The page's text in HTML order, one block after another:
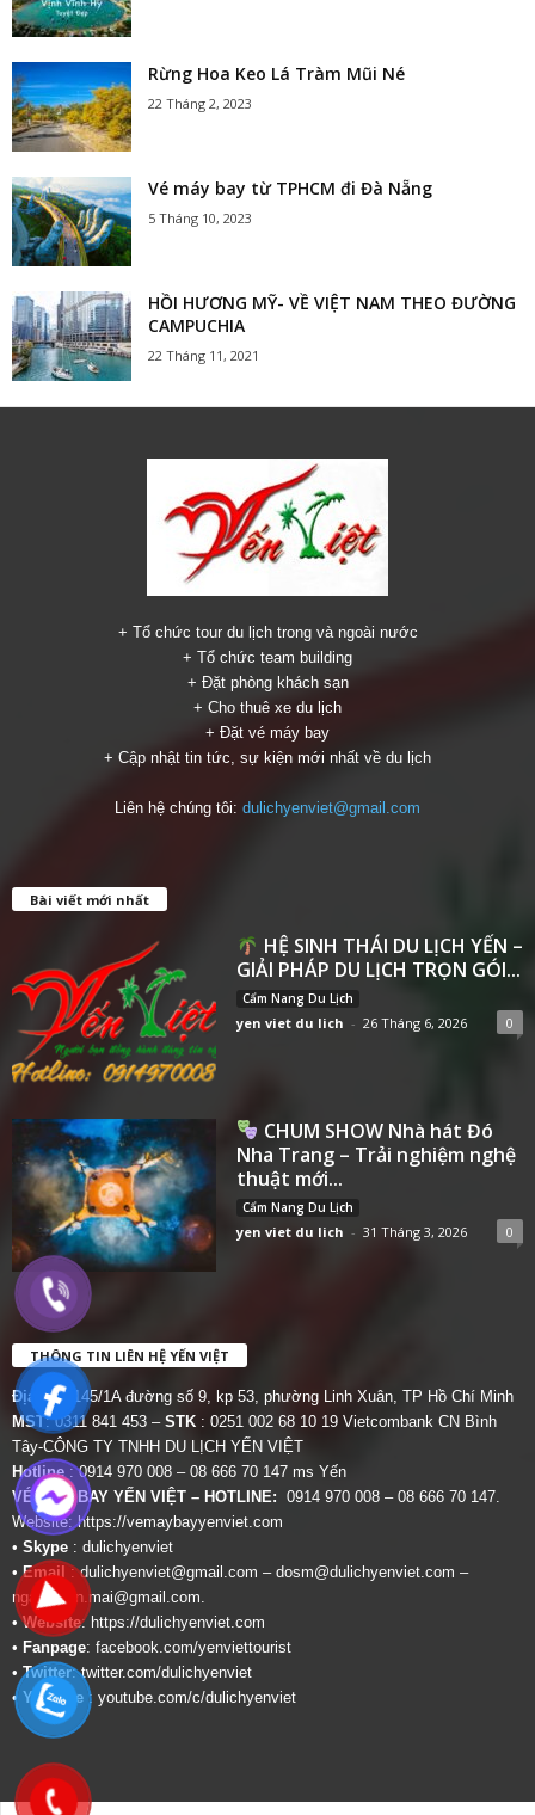
Rừng Hoa Keo Lá Tràm Mũi Né
22 Tháng 2, 2023
Vé máy bay từ TPHCM đi Đà Nẵng
5 Tháng 10, 2023
HỒI HƯƠNG MỸ- VỀ VIỆT NAM THEO ĐƯỜNG
CAMPUCHIA
22 Tháng 11, 2021
+ Tổ chức tour du lịch trong và ngoài nước
+ Tổ chức team building
+ Đặt phòng khách sạn
+ Cho thuê xe du lịch
+ Đặt vé máy bay
+ Cập nhật tin tức, sự kiện mới nhất về du lịch
Liên hệ chúng tôi: dulichyenviet@gmail.com
Bài viết mới nhất
HỆ SINH THÁI DU LỊCH YẾN –
GIẢI PHÁP DU LỊCH TRỌN GÓI...
Cẩm Nang Du Lịch
yen viet du lich - 26 Tháng 6, 2026 0
CHUM SHOW Nhà hát Đó
Nha Trang – Trải nghiệm nghệ
thuật mới...
Cẩm Nang Du Lịch
yen viet du lich - 31 Tháng 3, 2026 0
THÔNG TIN LIÊN HỆ YẾN VIỆT
Địa chỉ: 145/1A đường số 9, kp 53, phường Linh Xuân, TP Hồ Chí Minh
MST: 0311 841 453 – STK : 0251 002 68 10 19 Vietcombank CN Bình
Tây-CÔNG TY TNHH DU LỊCH YẾN VIỆT
Hotline : 0914 970 008 – 08 666 70 147 ms Yến
VÉ MÁY BAY YẾN VIỆT – HOTLINE: 0914 970 008 – 08 666 70 147.
Website:https://vemaybayyenviet.com
• Skype : dulichyenviet
•Email :dulichyenviet@gmail.com – dosm@dulichyenviet.com –
ngan.phan.mai@gmail.com.
•Website: https://dulichyenviet.com
• Fanpage: facebook.com/yenviettourist
•Twitter:twitter.com/dulichyenviet
• Youtube : youtube.com/c/dulichyenviet